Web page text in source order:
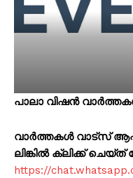
പാലാ വിഷൻ
വാർത്തകൾ വാട്സ്
ലിങ്കിൽ ക്ലിക്ക്
https://